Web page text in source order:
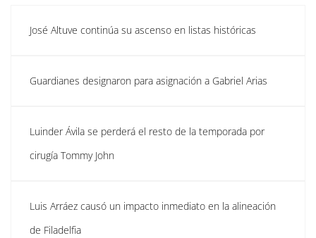
José Altuve continúa su ascenso en listas históricas
Guardianes designaron para asignación a Gabriel Arias
Luinder Ávila se perderá el resto de la temporada por
cirugía Tommy John
Luis Arráez causó un impacto inmediato en la alineación
de Filadelfia